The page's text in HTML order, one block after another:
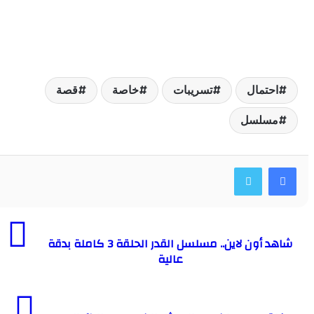
تسريبات خاصة قصة
شاهد أون لاين.. مسلسل القدر الحلقة 3 كاملة بدقة